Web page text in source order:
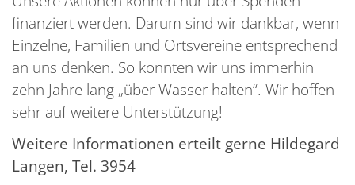
finanziert werden. Darum sind wir dankbar, wenn
Einzelne, Familien und Ortsvereine entsprechend
an uns denken. So konnten wir uns immerhin
zehn Jahre lang „über Wasser halten“. Wir hoffen
sehr auf weitere Unterstützung!
Weitere Informationen erteilt gerne Hildegard
Langen, Tel. 3954